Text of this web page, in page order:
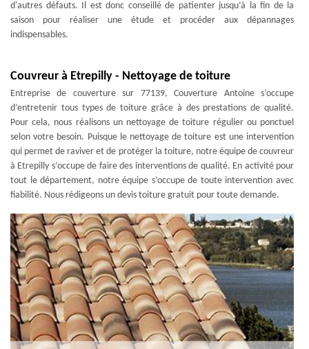
d'autres défauts. Il est donc conseillé de patienter jusqu’à la fin de la
saison pour réaliser une étude et procéder aux dépannages
indispensables.
Couvreur à Etrepilly - Nettoyage de toiture
Entreprise de couverture sur 77139, Couverture Antoine s’occupe
d’entretenir tous types de toiture grâce à des prestations de qualité.
Pour cela, nous réalisons un nettoyage de toiture régulier ou ponctuel
selon votre besoin. Puisque le nettoyage de toiture est une intervention
qui permet de raviver et de protéger la toiture, notre équipe de couvreur
à Etrepilly s’occupe de faire des interventions de qualité. En activité pour
tout le département, notre équipe s’occupe de toute intervention avec
fiabilité. Nous rédigeons un devis toiture gratuit pour toute demande.